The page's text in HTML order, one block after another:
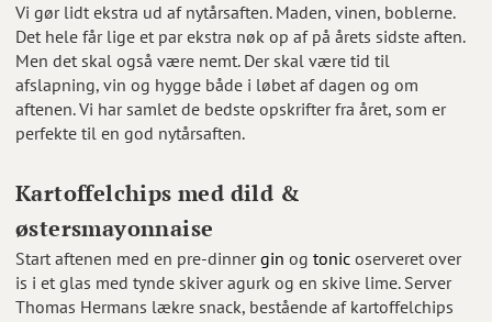
Vi gør lidt ekstra ud af nytårsaften. Maden, vinen, boblerne.
Det hele får lige et par ekstra nøk op af på årets sidste aften.
Men det skal også være nemt. Der skal være tid til
afslapning, vin og hygge både i løbet af dagen og om
aftenen. Vi har samlet de bedste opskrifter fra året, som er
perfekte til en god nytårsaften.
Kartoffelchips med dild &
østersmayonnaise
Start aftenen med en pre-dinnergin og tonic oserveret over
is i et glas med tynde skiver agurk og en skive lime. Server
Thomas Hermans lækre snack, bestående af kartoffelchips